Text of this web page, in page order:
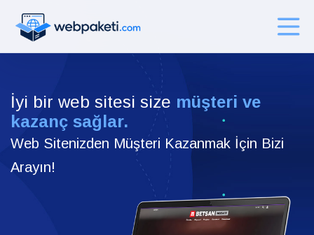
İyi bir web sitesi size müşteri ve
kazanç sağlar.
Web Sitenizden Müşteri Kazanmak İçin Bizi
Arayın!